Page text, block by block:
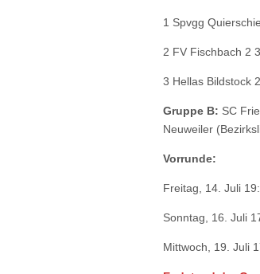
1 Spvgg
2 FV Fischbach 2
3 Hellas Bildstock
Gruppe B: SC
Neuweiler
Vorrunde:
Freitag, 14. Juli
Sonntag, 16. Juli
Mittwoch, 19. Juli